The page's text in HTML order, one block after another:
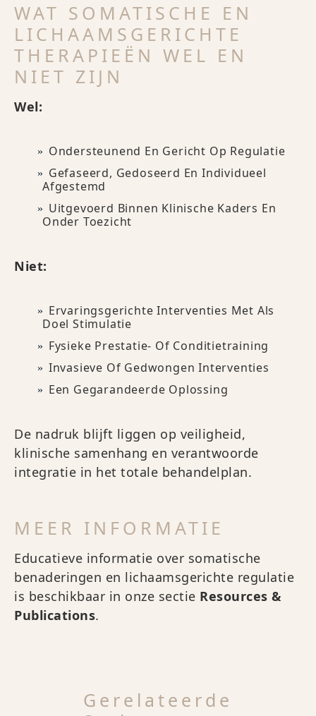
WAT SOMATISCHE EN
LICHAAMSGERICHTE
THERAPIEËN WEL EN
NIET ZIJN
Wel:
Ondersteunend En Gericht Op Regulatie
Gefaseerd, Gedoseerd En Individueel
Afgestemd
Uitgevoerd Binnen Klinische Kaders En
Onder Toezicht
Niet:
Ervaringsgerichte Interventies Met Als
Doel Stimulatie
Fysieke Prestatie- Of Conditietraining
Invasieve Of Gedwongen Interventies
Een Gegarandeerde Oplossing
De nadruk blijft liggen op veiligheid,
klinische samenhang en verantwoorde
integratie in het totale behandelplan.
MEER INFORMATIE
Educatieve informatie over somatische
benaderingen en lichaamsgerichte regulatie
is beschikbaar in onze sectie Resources &
Publications.
Gerelateerde